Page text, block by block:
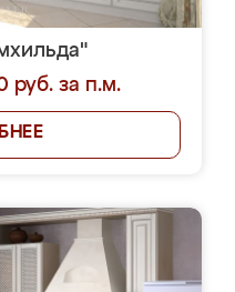
руб. за п.м.